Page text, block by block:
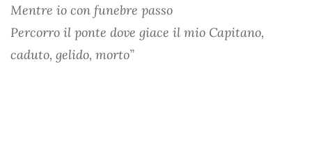
Mentre io con funebre passo
Percorro il ponte dove giace il mio Capitano,
caduto, gelido, morto”